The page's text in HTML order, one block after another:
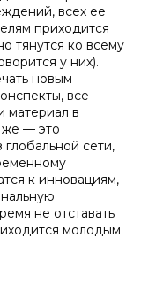
всех ее
приходится
тянутся ко всему
у них).
новым
все
материал в
же — это
сети,
к инновациям,
не отставать
молодым